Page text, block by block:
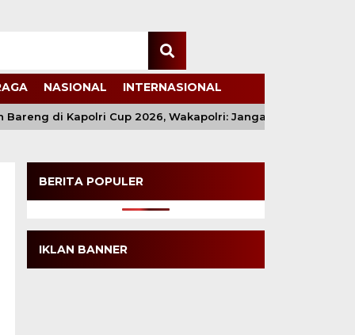
NASIONAL INTERNASIONAL
di Kapolri Cup 2026, Wakapolri: Jangan Cuma Jadi
BERITA POPULER
IKLAN BANNER